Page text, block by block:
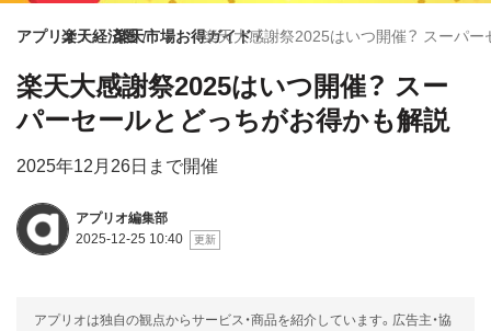
アプリオ楽天経済圏楽天市場お得ガイド楽天大感謝祭2025はいつ開催？ スーパ
楽天大感謝祭2025はいつ開催？ スー
パーセールとどっちがお得かも解説
2025年12月26日まで開催
アプリオ編集部
2025-12-25 10:40
アプリオは独自の観点からサービス・商品を紹介しています。広告主・協